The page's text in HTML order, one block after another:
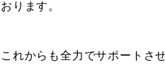
おります。
これからも全力でサポートさ